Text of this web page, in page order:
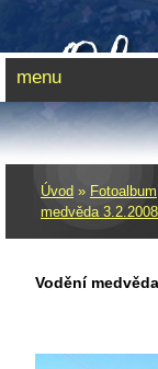
Úvod » Fotoalbum
medvěda 3.2.2008
Vodění­
menu